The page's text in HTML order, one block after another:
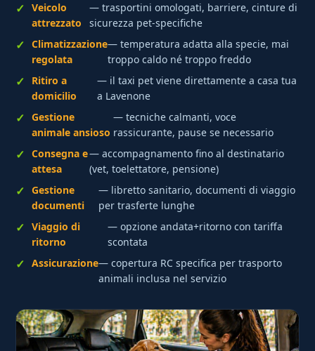
Veicolo
attrezzato
— trasportini omologati, barriere, cinture di
sicurezza pet-specifiche
Climatizzazione
regolata
— temperatura adatta alla specie, mai
troppo caldo né troppo freddo
Ritiro a
domicilio
— il taxi pet viene direttamente a casa tua
a Lavenone
Gestione
animale ansioso
— tecniche calmanti, voce
rassicurante, pause se necessario
Consegna e
attesa
— accompagnamento fino al destinatario
(vet, toelettatore, pensione)
Gestione
documenti
— libretto sanitario, documenti di viaggio
per trasferte lunghe
Viaggio di
ritorno
— opzione andata+ritorno con tariffa
scontata
Assicurazione— copertura RC specifica per trasporto
animali inclusa nel servizio